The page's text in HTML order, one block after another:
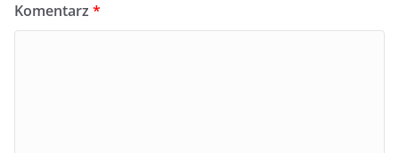
Komentarz *